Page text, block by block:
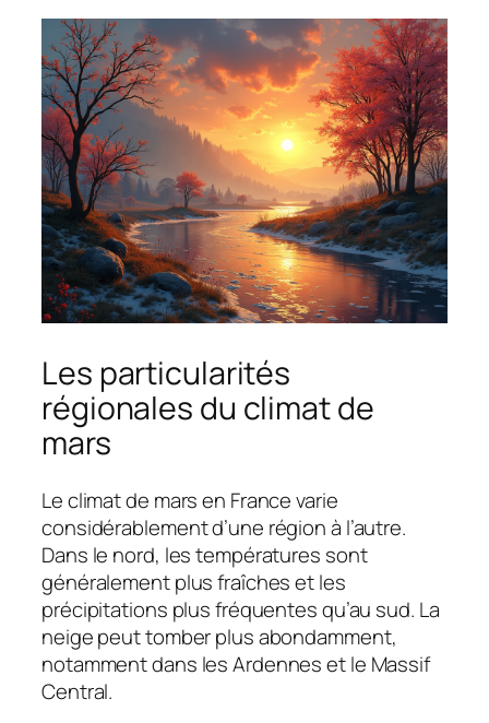
Les particularités
régionales du climat de
mars
Le climat de mars en France varie
considérablement d’une région à l’autre.
Dans le nord, les températures sont
généralement plus fraîches et les
précipitations plus fréquentes qu’au sud. La
neige peut tomber plus abondamment,
notamment dans les Ardennes et le Massif
Central.